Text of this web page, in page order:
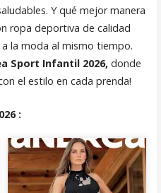
Y qué mejor manera
ropa deportiva de calidad
la moda al mismo tiempo.
Sport Infantil 2026,donde
el estilo en cada prenda!
: